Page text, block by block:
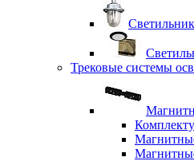
Трековые системы